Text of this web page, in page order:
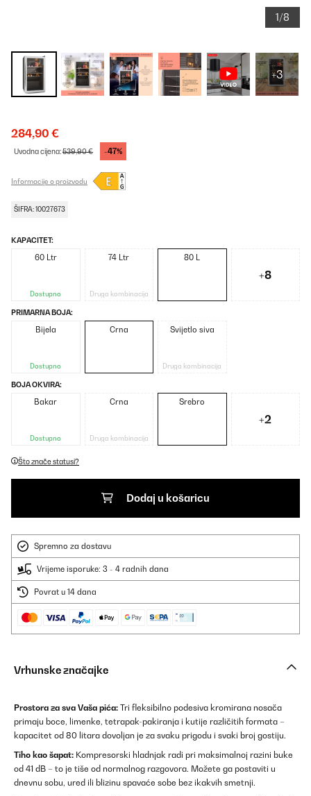
1/8
+3
284,90 €
Uvodna cijena:539,90 € -47%
Informacije o proizvodu
ŠIFRA: 10027673
KAPACITET:
60 Ltr
Dostupno
74 Ltr
Druga kombinacija
80 L
+8
PRIMARNA BOJA:
Bijela
Dostupno
Crna Svijetlo siva
Druga kombinacija
BOJA OKVIRA:
Bakar
Dostupno
Crna
Druga kombinacija
Srebro
+2
Što znače statusi?
Dodaj u košaricu
Spremno za dostavu
Vrijeme isporuke: 3 - 4 radnih dana
Povrat u 14 dana
Vrhunske značajke
Prostora za sva Vaša pića: Tri fleksibilno podesiva kromirana nosača
primaju boce, limenke, tetrapak-pakiranja i kutije različitih formata –
kapacitet od 80 litara dovoljan je za svaku prigodu i svaki broj gostiju.
Tiho kao šapat: Kompresorski hladnjak radi pri maksimalnoj razini buke
od 41 dB – to je tiše od normalnog razgovora. Možete ga postaviti u
dnevnu sobu, ured ili blizinu spavaće sobe bez ikakvih smetnji.